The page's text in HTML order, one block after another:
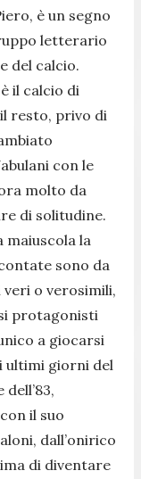
è un segno
letterario
del calcio.
il calcio di
resto, privo di
con le
molto da
di solitudine.
maiuscola la
sono da
o verosimili,
protagonisti
a giocarsi
ultimi giorni del
il suo
dall’onirico
di diventare